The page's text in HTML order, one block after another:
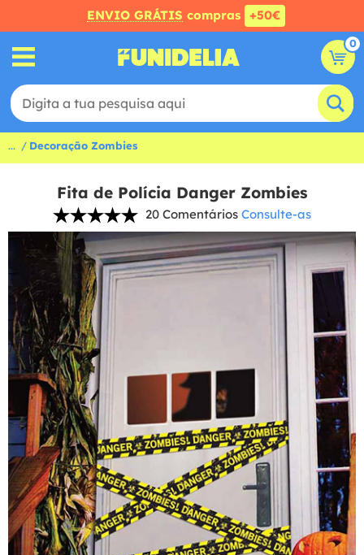
ENVIO GRÁTIS compras +50€
0
... Decoração Zombies
Fita de Polícia Danger Zombies
20 Comentários Consulte-as